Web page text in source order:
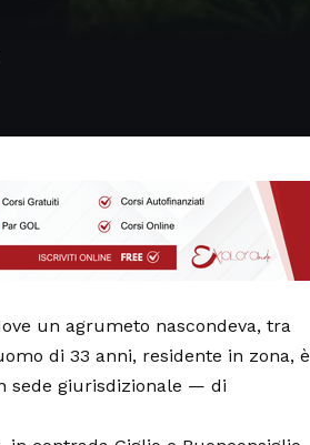
un agrumeto nascondeva, tra
di 33 anni, residente in zona, è
sede giurisdizionale — di